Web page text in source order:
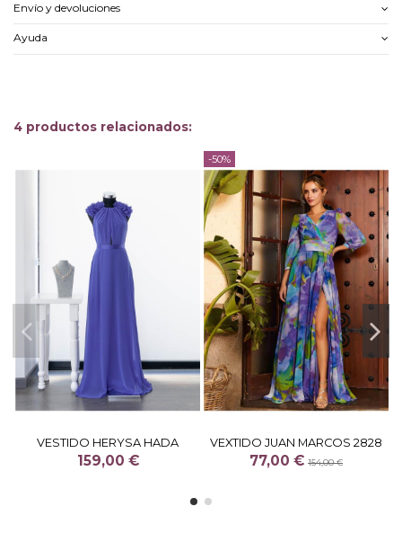
Envío y devoluciones
Ayuda
4 productos relacionados:
VESTIDO HERYSA HADA
159,00 €
-50%
VEXTIDO JUAN MARCOS 2828
77,00 € 154,00 €